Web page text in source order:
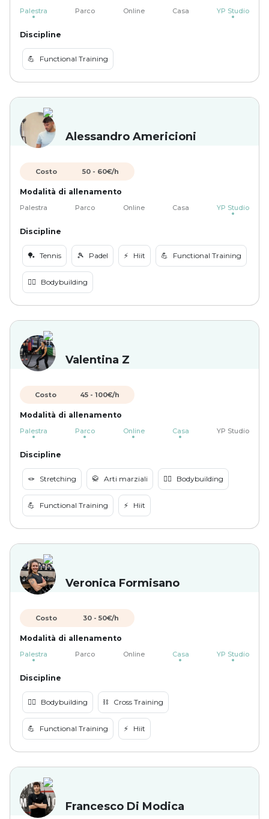
Palestra Parco Online Casa YP Studio
Discipline
💪 Functional Training
Alessandro Americioni
Costo 50 - 60€/h
Modalità di allenamento
Palestra Parco Online Casa YP Studio
Discipline
🏓 Tennis 🎾 Padel ⚡️ Hiit 💪 Functional Training
🏋️‍♀️ Bodybuilding
Valentina Z
Costo 45 -100€/h
Modalità di allenamento
Palestra Parco Online Casa YP Studio
Discipline
🪢 Stretching 🥋 Arti marziali 🏋️‍♀️ Bodybuilding
💪 Functional Training ⚡️ Hiit
Veronica Formisano
Costo 30- 50€/h
Modalità di allenamento
Palestra Parco Online Casa YP Studio
Discipline
🏋️‍♀️ Bodybuilding ⛓️ Cross Training
💪 Functional Training ⚡️ Hiit
Francesco Di Modica